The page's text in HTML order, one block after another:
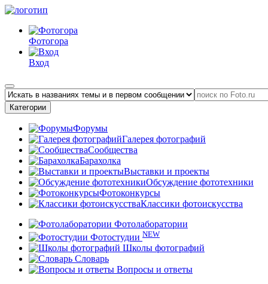
Фотогора
Вход
Категории
Форумы
Галерея фотографий
Сообщества
Барахолка
Выставки и проекты
Обсуждение фототехники
Фотоконкурсы
Классики фотоискусства
Фотолаборатории
Фотостудии NEW
Школы фотографий
Словарь
Вопросы и ответы